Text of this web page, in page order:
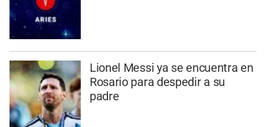
Lionel Messi ya se encuentra en
Rosario para despedir a su
padre